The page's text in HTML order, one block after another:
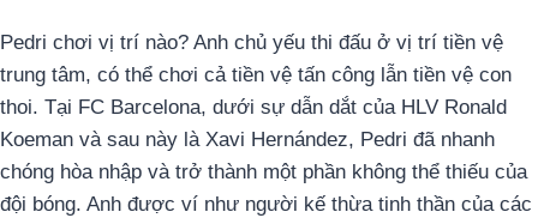
Pedri chơi vị trí nào? Anh chủ yếu thi đấu ở vị trí tiền vệ
trung tâm, có thể chơi cả tiền vệ tấn công lẫn tiền vệ con
thoi. Tại FC Barcelona, dưới sự dẫn dắt của HLV Ronald
Koeman và sau này là Xavi Hernández, Pedri đã nhanh
chóng hòa nhập và trở thành một phần không thể thiếu của
đội bóng. Anh được ví như người kế thừa tinh thần của các